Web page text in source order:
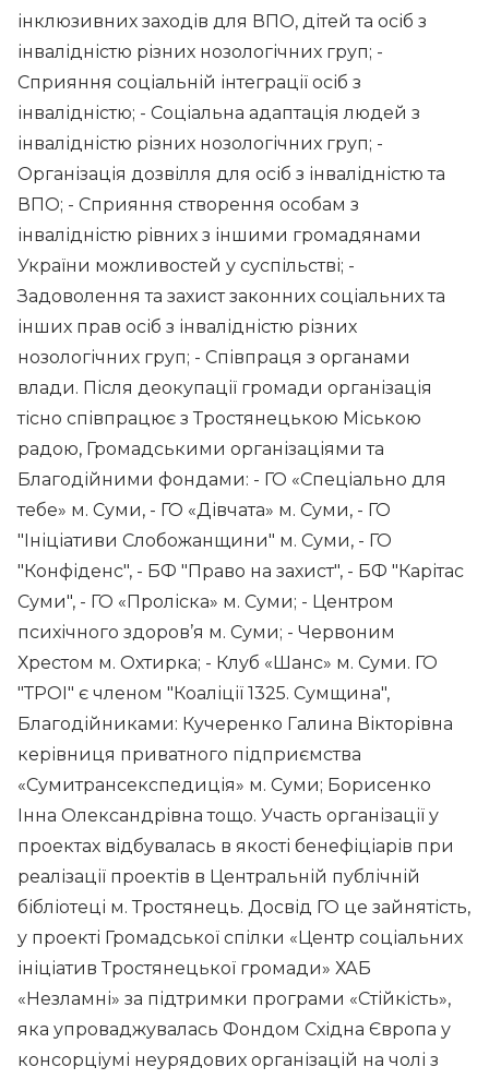
інклюзивних заходів для ВПО, дітей та осіб з
інвалідністю різних нозологічних груп; -
Сприяння соціальній інтеграції осіб з
інвалідністю; - Соціальна адаптація людей з
інвалідністю різних нозологічних груп; -
Організація дозвілля для осіб з інвалідністю та
ВПО; - Сприяння створення особам з
інвалідністю рівних з іншими громадянами
України можливостей у суспільстві; -
Задоволення та захист законних соціальних та
інших прав осіб з інвалідністю різних
нозологічних груп; - Співпраця з органами
влади. Після деокупації громади організація
тісно співпрацює з Тростянецькою Міською
радою, Громадськими організаціями та
Благодійними фондами: - ГО «Спеціально для
тебе» м. Суми, - ГО «Дівчата» м. Суми, - ГО
"Ініціативи Слобожанщини" м. Суми, - ГО
"Конфіденс", - БФ "Право на захист", - БФ "Карітас
Суми", - ГО «Проліска» м. Суми; - Центром
психічного здоров’я м. Суми; - Червоним
Хрестом м. Охтирка; - Клуб «Шанс» м. Суми. ГО
"ТРОІ" є членом "Коаліції 1325. Сумщина",
Благодійниками: Кучеренко Галина Вікторівна
керівниця приватного підприємства
«Сумитрансекспедиція» м. Суми; Борисенко
Інна Олександрівна тощо. Участь організації у
проектах відбувалась в якості бенефіціарів при
реалізації проектів в Центральній публічній
бібліотеці м. Тростянець. Досвід ГО це зайнятість,
у проекті Громадської спілки «Центр соціальних
ініціатив Тростянецької громади» ХАБ
«Незламні» за підтримки програми «Стійкість»,
яка упроваджувалась Фондом Східна Європа у
консорціумі неурядових організацій на чолі з